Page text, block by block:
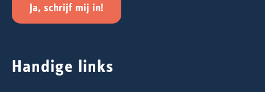
Ja, schrijf mij in!
Handige links